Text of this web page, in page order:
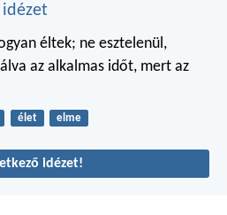
éltek; ne esztelenül,
az alkalmas időt, mert az
élet elme
idézet!